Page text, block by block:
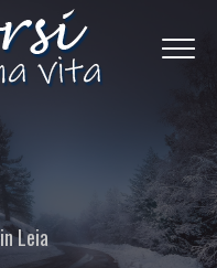
inLeia